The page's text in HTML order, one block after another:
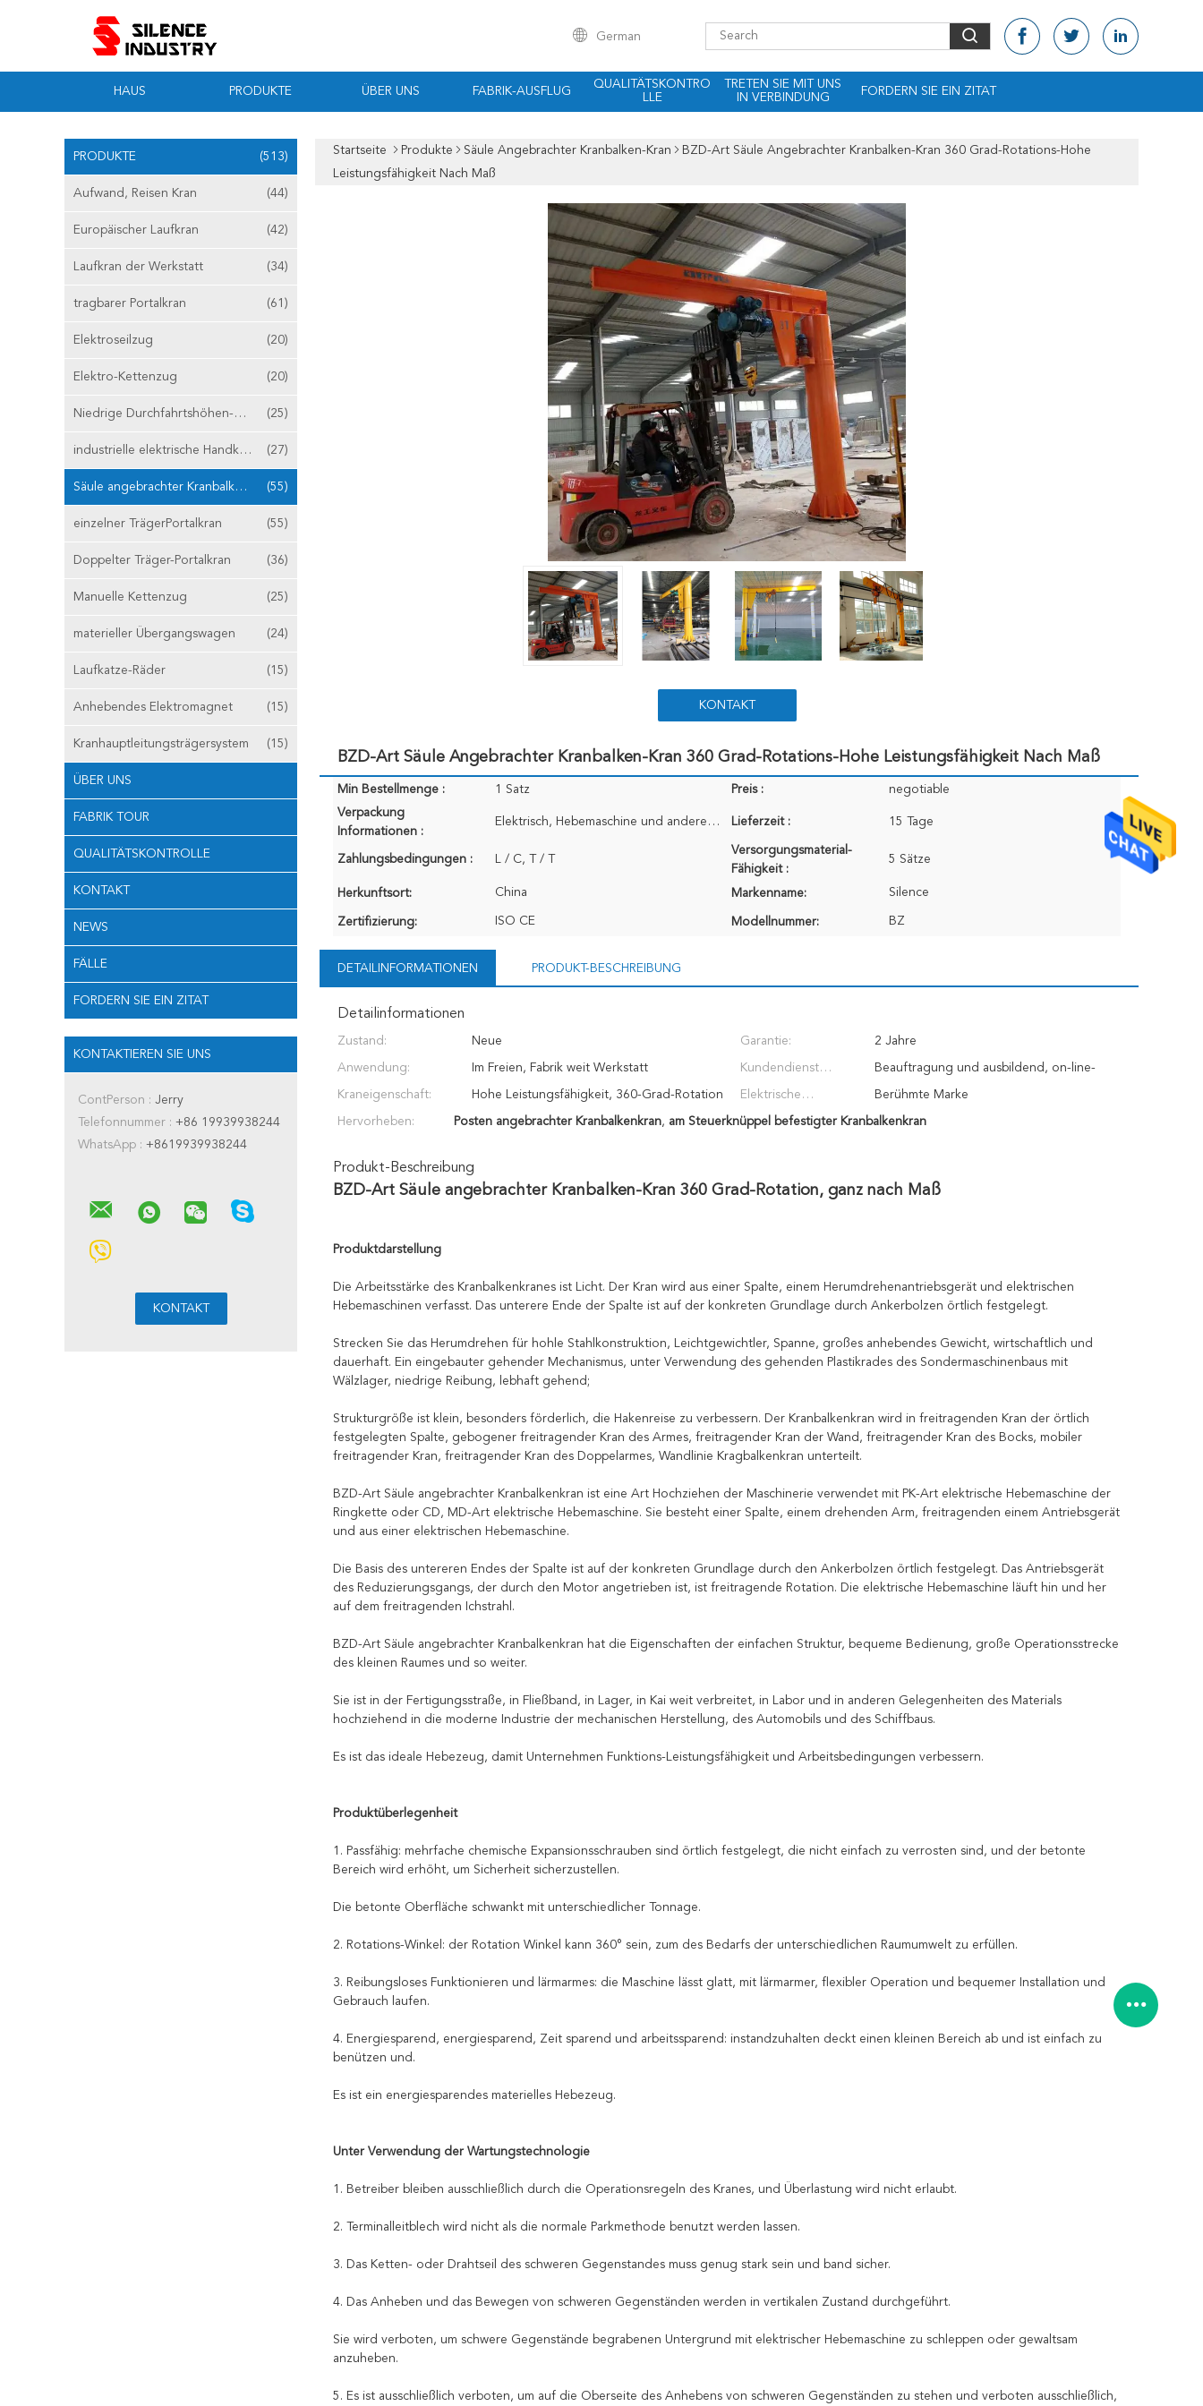
German
HAUS PRODUKTE ÜBER UNS FABRIK-AUSFLUG
QUALITÄTSKONTRO
LLE
TRETEN SIE MIT UNS
IN VERBINDUNG
FORDERN SIE EIN ZITAT
PRODUKTE (513)
Aufwand, Reisen Kran (44)
Europäischer Laufkran (42)
Laufkran der Werkstatt (34)
tragbarer Portalkran (61)
Elektroseilzug (20)
Elektro-Kettenzug (20)
Niedrige Durchfahrtshöhen-Hebemaschine (25)
industrielle elektrische Handkurbel (27)
Säule angebrachter Kranbalken-Kran (55)
einzelner TrägerPortalkran (55)
Doppelter Träger-Portalkran (36)
Manuelle Kettenzug (25)
materieller Übergangswagen (24)
Laufkatze-Räder (15)
Anhebendes Elektromagnet (15)
Kranhauptleitungsträgersystem (15)
ÜBER UNS
FABRIK TOUR
QUALITÄTSKONTROLLE
KONTAKT
NEWS
FÄLLE
FORDERN SIE EIN ZITAT
KONTAKTIEREN SIE UNS
ContPerson : Jerry
Telefonnummer : +86 19939938244
WhatsApp : +8619939938244
Startseite Produkte Säule Angebrachter Kranbalken-Kran
BZD-Art Säule Angebrachter Kranbalken-Kran 360 Grad-Rotations-Hohe
Leistungsfähigkeit Nach Maß
KONTAKT
BZD-Art Säule Angebrachter Kranbalken-Kran 360 Grad-Rotations-Hohe Leistungsfähigkeit Nach Maß
Min Bestellmenge : 1 Satz Preis :
negotiable
Verpackung
Informationen :
Elektrisch, Hebemaschine und andere Teile verpackte durch Sperrholzkiste der hohen Qualität; Strahle Lieferzeit : 15 Tage
Zahlungsbedingungen : L / C, T / T
Versorgungsmaterial-
Fähigkeit :
5 Sätze
Herkunftsort: China Markenname: Silence
Zertifizierung: ISO CE Modellnummer: BZ
DETAILINFORMATIONEN PRODUKT-BESCHREIBUNG
Detailinformationen
Zustand: Neue Garantie: 2 Jahre
Anwendung: Im Freien, Fabrik weit Werkstatt Kundendienst
erbracht:
Beauftragung und ausbildend, on-line-
Unterstützung
Kraneigenschaft: Hohe Leistungsfähigkeit, 360-Grad-Rotation Elektrische
hauptsächlichteile:
Berühmte Marke
Hervorheben: Posten angebrachter Kranbalkenkran, am Steuerknüppel befestigter Kranbalkenkran
Produkt-Beschreibung
BZD-Art Säule angebrachter Kranbalken-Kran 360 Grad-Rotation, ganz nach Maß
Produktdarstellung
Die Arbeitsstärke des Kranbalkenkranes ist Licht. Der Kran wird aus einer Spalte, einem Herumdrehenantriebsgerät und elektrischen
Hebemaschinen verfasst. Das unterere Ende der Spalte ist auf der konkreten Grundlage durch Ankerbolzen örtlich festgelegt.
Strecken Sie das Herumdrehen für hohle Stahlkonstruktion, Leichtgewichtler, Spanne, großes anhebendes Gewicht, wirtschaftlich und
dauerhaft. Ein eingebauter gehender Mechanismus, unter Verwendung des gehenden Plastikrades des Sondermaschinenbaus mit
Wälzlager, niedrige Reibung, lebhaft gehend;
Strukturgröße ist klein, besonders förderlich, die Hakenreise zu verbessern. Der Kranbalkenkran wird in freitragenden Kran der örtlich
festgelegten Spalte, gebogener freitragender Kran des Armes, freitragender Kran der Wand, freitragender Kran des Bocks, mobiler
freitragender Kran, freitragender Kran des Doppelarmes, Wandlinie Kragbalkenkran unterteilt.
BZD-Art Säule angebrachter Kranbalkenkran ist eine Art Hochziehen der Maschinerie verwendet mit PK-Art elektrische Hebemaschine der
Ringkette oder CD, MD-Art elektrische Hebemaschine. Sie besteht einer Spalte, einem drehenden Arm, freitragenden einem Antriebsgerät
und aus einer elektrischen Hebemaschine.
Die Basis des untereren Endes der Spalte ist auf der konkreten Grundlage durch den Ankerbolzen örtlich festgelegt. Das Antriebsgerät
des Reduzierungsgangs, der durch den Motor angetrieben ist, ist freitragende Rotation. Die elektrische Hebemaschine läuft hin und her
auf dem freitragenden Ichstrahl.
BZD-Art Säule angebrachter Kranbalkenkran hat die Eigenschaften der einfachen Struktur, bequeme Bedienung, große Operationsstrecke
des kleinen Raumes und so weiter.
Sie ist in der Fertigungsstraße, in Fließband, in Lager, in Kai weit verbreitet, in Labor und in anderen Gelegenheiten des Materials
hochziehend in die moderne Industrie der mechanischen Herstellung, des Automobils und des Schiffbaus.
Es ist das ideale Hebezeug, damit Unternehmen Funktions-Leistungsfähigkeit und Arbeitsbedingungen verbessern.
Produktüberlegenheit
1. Passfähig: mehrfache chemische Expansionsschrauben sind örtlich festgelegt, die nicht einfach zu verrosten sind, und der betonte
Bereich wird erhöht, um Sicherheit sicherzustellen.
Die betonte Oberfläche schwankt mit unterschiedlicher Tonnage.
2. Rotations-Winkel: der Rotation Winkel kann 360° sein, zum des Bedarfs der unterschiedlichen Raumumwelt zu erfüllen.
3. Reibungsloses Funktionieren und lärmarmes: die Maschine lässt glatt, mit lärmarmer, flexibler Operation und bequemer Installation und
Gebrauch laufen.
4. Energiesparend, energiesparend, Zeit sparend und arbeitssparend: instandzuhalten deckt einen kleinen Bereich ab und ist einfach zu
benützen und.
Es ist ein energiesparendes materielles Hebezeug.
Unter Verwendung der Wartungstechnologie
1. Betreiber bleiben ausschließlich durch die Operationsregeln des Kranes, und Überlastung wird nicht erlaubt.
2. Terminalleitblech wird nicht als die normale Parkmethode benutzt werden lassen.
3. Das Ketten- oder Drahtseil des schweren Gegenstandes muss genug stark sein und band sicher.
4. Das Anheben und das Bewegen von schweren Gegenständen werden in vertikalen Zustand durchgeführt.
Sie wird verboten, um schwere Gegenstände begrabenen Untergrund mit elektrischer Hebemaschine zu schleppen oder gewaltsam
anzuheben.
5. Es ist ausschließlich verboten, um auf die Oberseite des Anhebens von schweren Gegenständen zu stehen und verboten ausschließlich,